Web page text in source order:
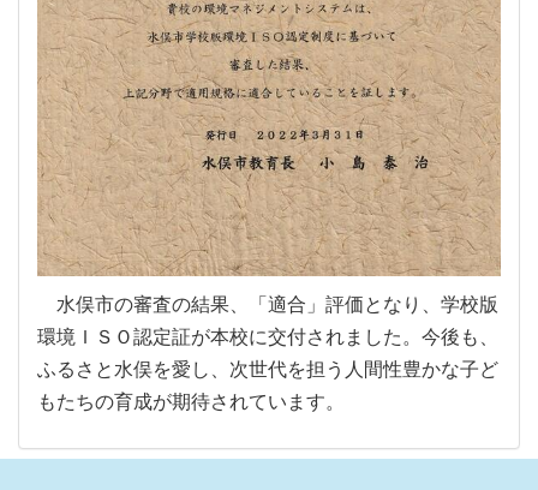
水俣市の審査の結果、「適合」評価となり、学校版
環境ＩＳＯ認定証が本校に交付されました。今後も、
ふるさと水俣を愛し、次世代を担う人間性豊かな子ど
もたちの育成が期待されています。